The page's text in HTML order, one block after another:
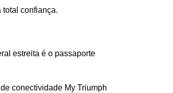
confiança.
estreita é o passaporte
conectividade My Triumph